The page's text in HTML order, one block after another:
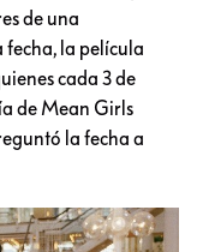
de una
la película
cada 3 de
de Mean Girls
la fecha a